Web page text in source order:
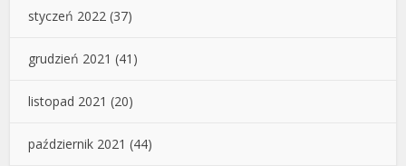
styczeń 2022 (37)
grudzień 2021 (41)
listopad 2021 (20)
październik 2021 (44)